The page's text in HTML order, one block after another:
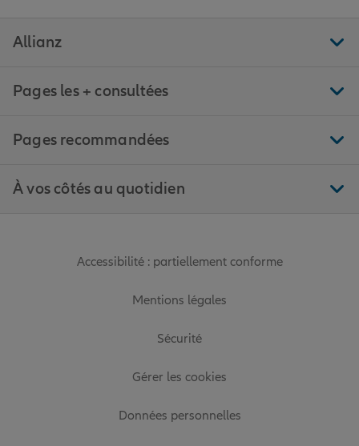
Allianz
Pages les + consultées
Pages recommandées
À vos côtés au quotidien
Accessibilité : partiellement conforme
Mentions légales
Sécurité
Gérer les cookies
Données personnelles